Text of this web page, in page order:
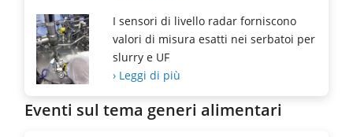
I sensori di livello radar forniscono
valori di misura esatti nei serbatoi per
slurry e UF
› Leggi di più
Eventi sul tema generi alimentari